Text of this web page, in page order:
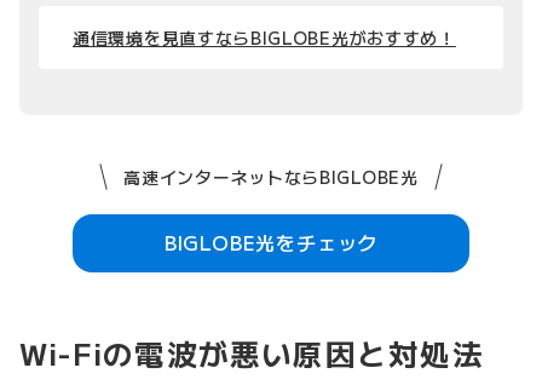
通信環境を見直すならBIGLOBE光がおすすめ！
高速インターネットならBIGLOBE光
BIGLOBE光をチェック
Wi-Fiの電波が悪い原因と対処法